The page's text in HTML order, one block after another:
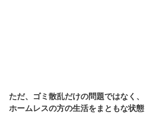
ただ、ゴミ散乱だけの問題ではなく、
ホームレスの方の生活をまともな状態